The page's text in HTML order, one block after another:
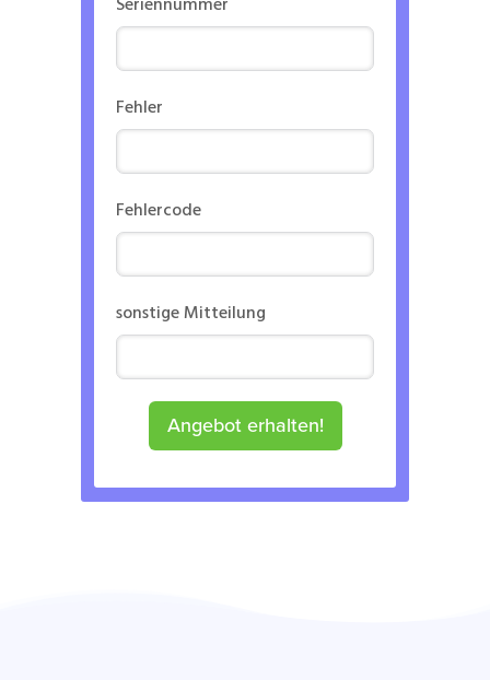
Fehler
Fehlercode
sonstige Mitteilung
Angebot erhalten!